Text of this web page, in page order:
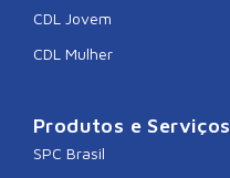
CDL Jovem
CDL Mulher
Produtos e Serviços
SPC Brasil